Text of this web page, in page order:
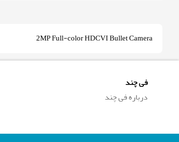
2MP Full-color HDCVI Bullet Camera
فی چند
درباره فی چند